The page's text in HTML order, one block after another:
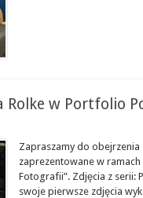
Rolke w Portfolio
Zapraszamy do obejrzenia
zaprezentowane w
Fotografii”. Zdjęcia z serii:
swoje pierwsze zdjęcia